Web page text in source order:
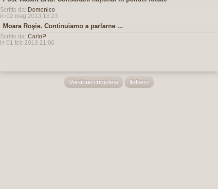
Scritto da: Domenico
in 02 mag 2013 18:23
Moara Roşie. Continuiamo a parlarne ...
Scritto da: CarloP
in 01 feb 2013 21:06
Versione completa Italiano